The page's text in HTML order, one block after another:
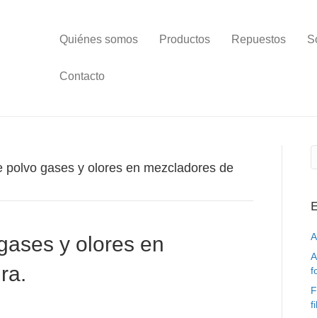
Quiénes somos Productos Repuestos
Contacto
polvo gases y olores en mezcladores de
y olores en